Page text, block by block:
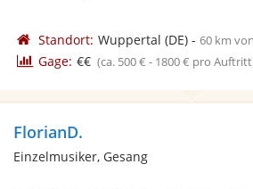
Standort: Wuppertal (DE)- 60 km
Gage: €€ (ca. 500 € - 1800 € pro
FlorianD.
Einzelmusiker, Gesang